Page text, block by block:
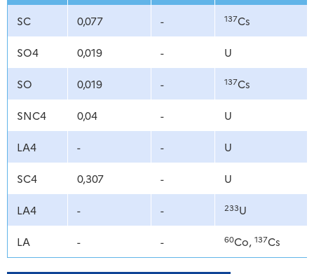
SC 0,077 - 137Cs
SO4 0,019 - U
SO 0,019 - 137Cs
SNC4 0,04 - U
LA4 - - U
SC4 0,307 - U
LA4 - - 233U
LA - - 60Co, 137Cs